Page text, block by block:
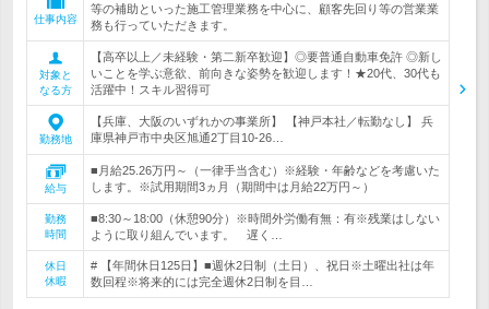
仕事内容
等の補助といった施工管理業務を中心に、顧客先回り等の営業業
務も行っていただきます。
対象と
なる方
【高卒以上／未経験・第二新卒歓迎】◎要普通自動車免許 ◎新し
いことを学ぶ意欲、前向きな姿勢を歓迎します！★20代、30代も
活躍中！スキル習得可
勤務地
【兵庫、大阪のいずれかの事業所】 【神戸本社／転勤なし】 兵
庫県神戸市中央区旭通2丁目10-26…
給与
■月給25.26万円～（一律手当含む）※経験・年齢などを考慮いた
します。※試用期間3ヵ月（期間中は月給22万円～）
勤務
時間
■8:30～18:00（休憩90分）※時間外労働有無：有※残業はしない
ように取り組んでいます。 遅く…
休日
休暇
# 【年間休日125日】■週休2日制（土日）、祝日※土曜出社は年
数回程※将来的には完全週休2日制を目…